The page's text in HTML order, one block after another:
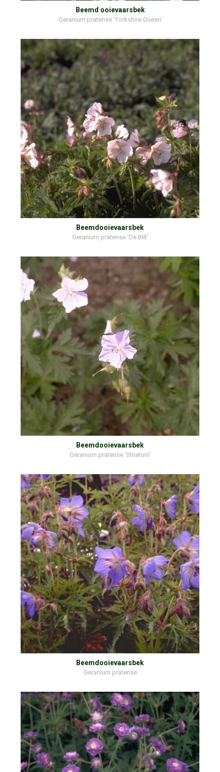
Beemd ooievaarsbek
Geranium pratense 'Yorkshire Queen'
Beemdooievaarsbek
Geranium pratense 'De Bilt'
Beemdooievaarsbek
Geranium pratense 'Striatum'
Beemdooievaarsbek
Geranium pratense